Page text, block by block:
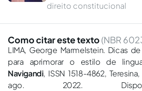
direito constitucional
Como citar este texto (NBR
LIMA, George Marmelstein. Dicas
para aprimorar o estilo de
Navigandi, ISSN 1518-4862,
ago. 2022.